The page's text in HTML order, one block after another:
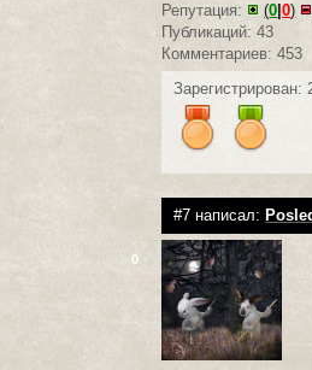
Репутация:
(0 |0)
Публикаций: 43
Комментариев: 453
Зарегистрирован:
#7 написал:
0